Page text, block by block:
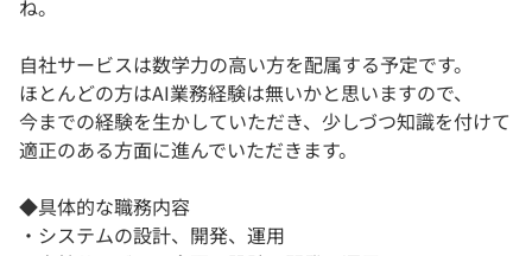
ね。
自社サービスは数学力の高い方を配属する予定です。
ほとんどの方はAI業務経験は無いかと思いますので、
今までの経験を生かしていただき、少しづつ知識を付けて
適正のある方面に進んでいただきます。
◆具体的な職務内容
・システムの設計、開発、運用